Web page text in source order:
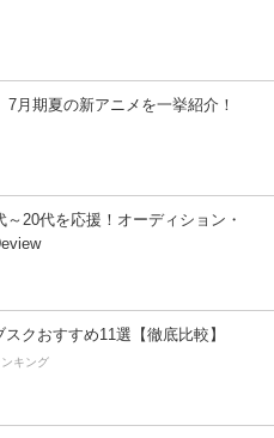
7月期夏の新アニメを一挙紹介！
20代を応援！オーディション・
クおすすめ11選【徹底比較】
キング